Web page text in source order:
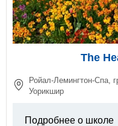
The
Ройал-Лемингтон-Спа,
Уорикшир
Подробнее о школе